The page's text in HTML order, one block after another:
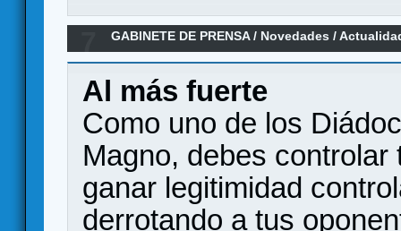
GABINETE DE PRENSA/ Novedades /
Al más fuerte
Como uno de los
Magno, debes
ganar legitimidad
derrotando a tus